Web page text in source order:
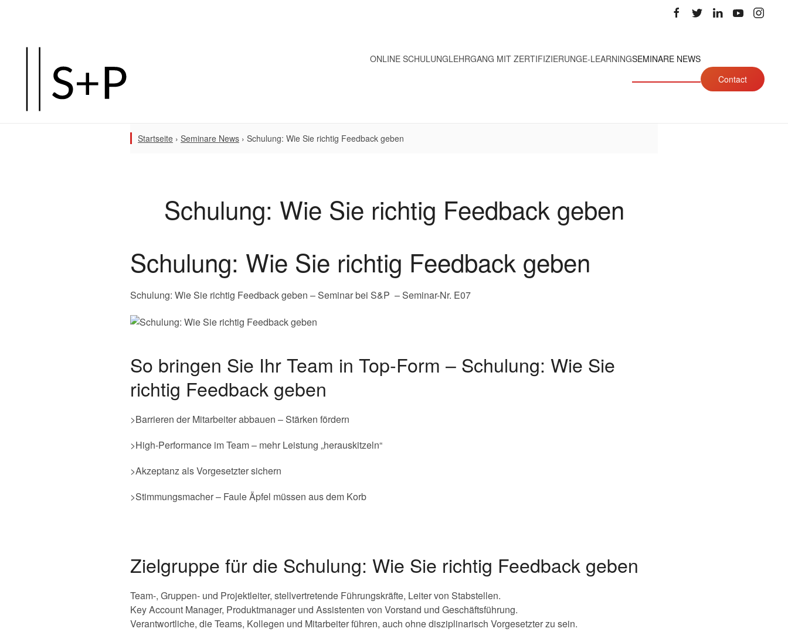
ONLINE SCHULUNGLEHRGANG MIT ZERTIFIZIERUNGE-LEARNINGSEMINARE NEWS
Contact
Startseite › Seminare News › Schulung: Wie Sie richtig Feedback geben
Schulung: Wie Sie richtig Feedback geben
Schulung: Wie Sie richtig Feedback geben
Schulung: Wie Sie richtig Feedback geben – Seminar bei S&P – Seminar-Nr. E07
So bringen Sie Ihr Team in Top-Form – Schulung: Wie Sie
richtig Feedback geben
>Barrieren der Mitarbeiter abbauen – Stärken fördern
>High-Performance im Team – mehr Leistung „herauskitzeln“
>Akzeptanz als Vorgesetzter sichern
>Stimmungsmacher – Faule Äpfel müssen aus dem Korb
Zielgruppe für die Schulung: Wie Sie richtig Feedback geben
Team-, Gruppen- und Projektleiter, stellvertretende Führungskräfte, Leiter von Stabstellen.
Key Account Manager, Produktmanager und Assistenten von Vorstand und Geschäftsführung.
Verantwortliche, die Teams, Kollegen und Mitarbeiter führen, auch ohne disziplinarisch Vorgesetzter zu sein.